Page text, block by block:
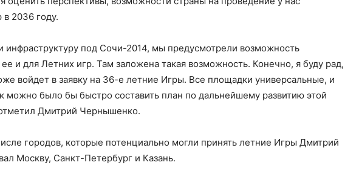
2036 году.
инфраструктуру под Сочи-2014, мы предусмотрели возможность
и для Летних игр. Там заложена такая возможность. Конечно, я буду рад,
войдет в заявку на 36-е летние Игры. Все площадки универсальные, и
можно было бы быстро составить план по дальнейшему развитию этой
Дмитрий Чернышенко.
городов, которые потенциально могли принять летние Игры Дмитрий
Москву, Санкт-Петербург и Казань.